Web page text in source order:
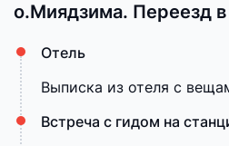
о.Миядзима. Переезд в
Отель
Выписка из отеля с
Встреча с гидом на